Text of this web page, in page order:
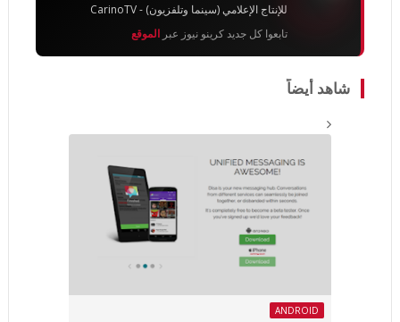
للإنتاج الإعلامي (سينما وتلفزيون) - CarinoTV
تابعوا كل جديد كرينو نيوز عبر الموقع
شاهد أيضاً
ANDROID